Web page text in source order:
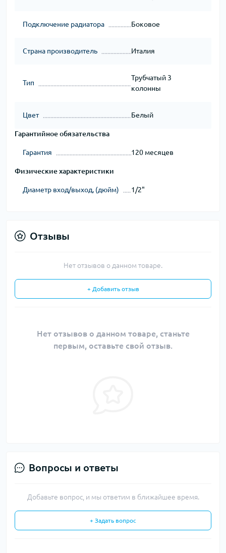
Подключение радиатора Боковое
Страна производитель Италия
Тип
Трубчатый 3
колонны
Цвет Белый
Гарантийное обязательства
Гарантия 120 месяцев
Физические характеристики
Диаметр вход/выход, (дюйм) 1/2"
Отзывы
Нет отзывов о данном товаре.
+ Добавить отзыв
Нет отзывов о данном товаре, станьте
первым, оставьте свой отзыв.
Вопросы и ответы
Добавьте вопрос, и мы ответим в ближайшее время.
+ Задать вопрос